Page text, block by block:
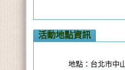
活動地點資訊
地點：台北市中